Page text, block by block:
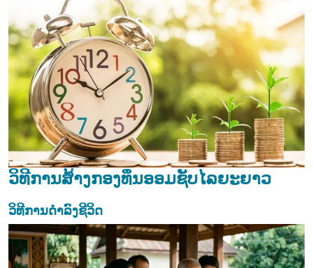
ວິທີການສ້າງກອງທຶນອອມຊັບໄລຍະຍາວ
ວິທີການດຳລົງຊີວິດ